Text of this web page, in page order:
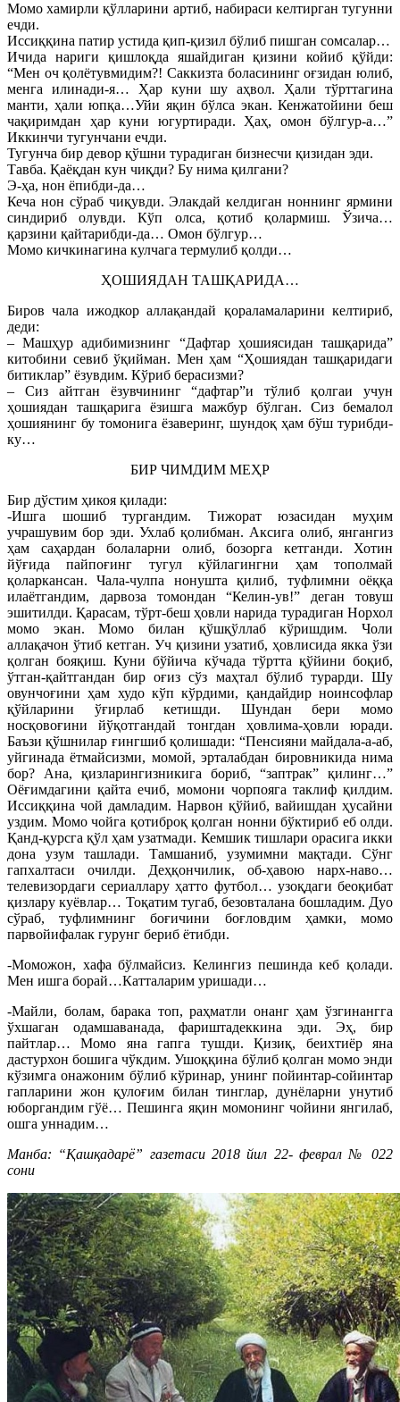
Момо хамирли қўлларини артиб, набираси келтирган тугунни
ечди.
Иссиққина патир устида қип-қизил бўлиб пишган сомсалар…
Ичида нариги қишлоқда яшайдиган қизини койиб қўйди:
“Мен оч қолётувмидим?! Саккизта боласининг оғзидан юлиб,
менга илинади-я… Ҳар куни шу аҳвол. Ҳали тўрттагина
манти, ҳали юпқа…Уйи яқин бўлса экан. Кенжатойини беш
чақиримдан ҳар куни югуртиради. Ҳаҳ, омон бўлгур-а…”
Иккинчи тугунчани ечди.
Тугунча бир девор қўшни турадиган бизнесчи қизидан эди.
Тавба. Қаёқдан кун чиқди? Бу нима қилгани?
Э-ҳа, нон ёпибди-да…
Кеча нон сўраб чиқувди. Элакдай келдиган ноннинг ярмини
синдириб олувди. Кўп олса, қотиб қолармиш. Ўзича…
қарзини қайтарибди-да… Омон бўлгур…
Момо кичкинагина кулчага термулиб қолди…
ҲОШИЯДАН ТАШҚАРИДА…
Биров чала ижодкор аллақандай қораламаларини келтириб,
деди:
– Машҳур адибимизнинг “Дафтар ҳошиясидан ташқарида”
китобини севиб ўқийман. Мен ҳам “Ҳошиядан ташқаридаги
битиклар” ёзувдим. Кўриб берасизми?
– Сиз айтган ёзувчининг “дафтар”и тўлиб қолгаи учун
ҳошиядан ташқарига ёзишга мажбур бўлган. Сиз бемалол
ҳошиянинг бу томонига ёзаверинг, шундоқ ҳам бўш турибди-
ку…
БИР ЧИМДИМ МЕҲР
Бир дўстим ҳикоя қилади:
-Ишга шошиб тургандим. Тижорат юзасидан муҳим
учрашувим бор эди. Ухлаб қолибман. Аксига олиб, янгангиз
ҳам саҳардан болаларни олиб, бозорга кетганди. Хотин
йўғида пайпоғинг тугул кўйлагингни ҳам тополмай
қоларкансан. Чала-чулпа нонушта қилиб, туфлимни оёққа
илаётгандим, дарвоза томондан “Келин-ув!” деган товуш
эшитилди. Қарасам, тўрт-беш ҳовли нарида турадиган Норхол
момо экан. Момо билан қўшқўллаб кўришдим. Чоли
аллақачон ўтиб кетган. Уч қизини узатиб, ҳовлисида якка ўзи
қолган бояқиш. Куни бўйича кўчада тўртта қўйини боқиб,
ўтган-қайтгандан бир оғиз сўз маҳтал бўлиб турарди. Шу
овунчоғини ҳам худо кўп кўрдими, қандайдир ноинсофлар
қўйларини ўғирлаб кетишди. Шундан бери момо
носқовоғини йўқотгандай тонгдан ҳовлима-ҳовли юради.
Баъзи қўшнилар ғингшиб қолишади: “Пенсияни майдала-а-аб,
уйгинада ётмайсизми, момой, эрталабдан бировникида нима
бор? Ана, қизларингизникига бориб, “заптрак” қилинг…”
Оёғимдагини қайта ечиб, момони чорпояга таклиф қилдим.
Иссиққина чой дамладим. Нарвон қўйиб, вайишдан ҳусайни
уздим. Момо чойга қотиброқ қолган нонни бўктириб еб олди.
Қанд-қурсга қўл ҳам узатмади. Кемшик тишлари орасига икки
дона узум ташлади. Тамшаниб, узумимни мақтади. Сўнг
гапхалтаси очилди. Деҳқончилик, об-ҳавою нарх-наво…
телевизордаги сериаллару ҳатто футбол… узоқдаги беоқибат
қизлару куёвлар… Тоқатим тугаб, безовталана бошладим. Дуо
сўраб, туфлимнинг боғичини боғловдим ҳамки, момо
парвойифалак гурунг бериб ётибди.
-Моможон, хафа бўлмайсиз. Келингиз пешинда кеб қолади.
Мен ишга борай…Катталарим уришади…
-Майли, болам, барака топ, раҳматли онанг ҳам ўзгинангга
ўхшаган одамшаванада, фариштадеккина эди. Эҳ, бир
пайтлар… Момо яна гапга тушди. Қизиқ, беихтиёр яна
дастурхон бошига чўкдим. Ушоққина бўлиб қолган момо энди
кўзимга онажоним бўлиб кўринар, унинг пойинтар-сойинтар
гапларини жон қулоғим билан тинглар, дунёларни унутиб
юборгандим гўё… Пешинга яқин момонинг чойини янгилаб,
ошга уннадим…
Манба: “Қашқадарё” газетаси 2018 йил 22- феврал № 022
сони